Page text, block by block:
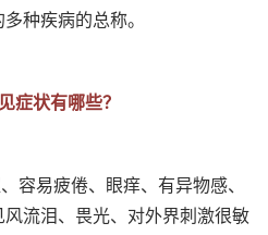
种疾病的总称。
症状有哪些？
容易疲倦、眼痒、有异物感、
流泪、畏光、对外界刺激很敏